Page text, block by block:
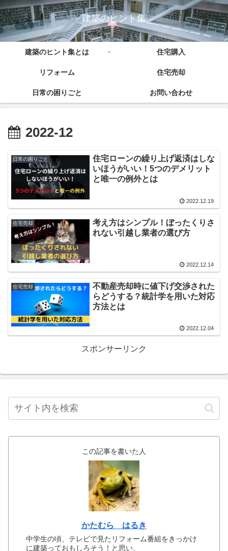
建築のヒント集
建築のヒント集とは 住宅購入
リフォーム 住宅売却
日常の困りごと お問い合わせ
2022-12
日常の困りごと
住宅ローンの繰り上げ返済はしな
いほうがいい！5つのデメリット
と唯一の例外とは
2022.12.19
住宅売却
考え方はシンプル！ぼったくりさ
れない引越し業者の選び方
2022.12.14
住宅売却
不動産売却時に値下げ交渉された
らどうする？統計学を用いた対応
方法とは
2022.12.04
スポンサーリンク
この記事を書いた人
かたむら はるき
中学生の頃、テレビで見たリフォーム番組をきっかけ
に建築っておもしろそう！と思い、